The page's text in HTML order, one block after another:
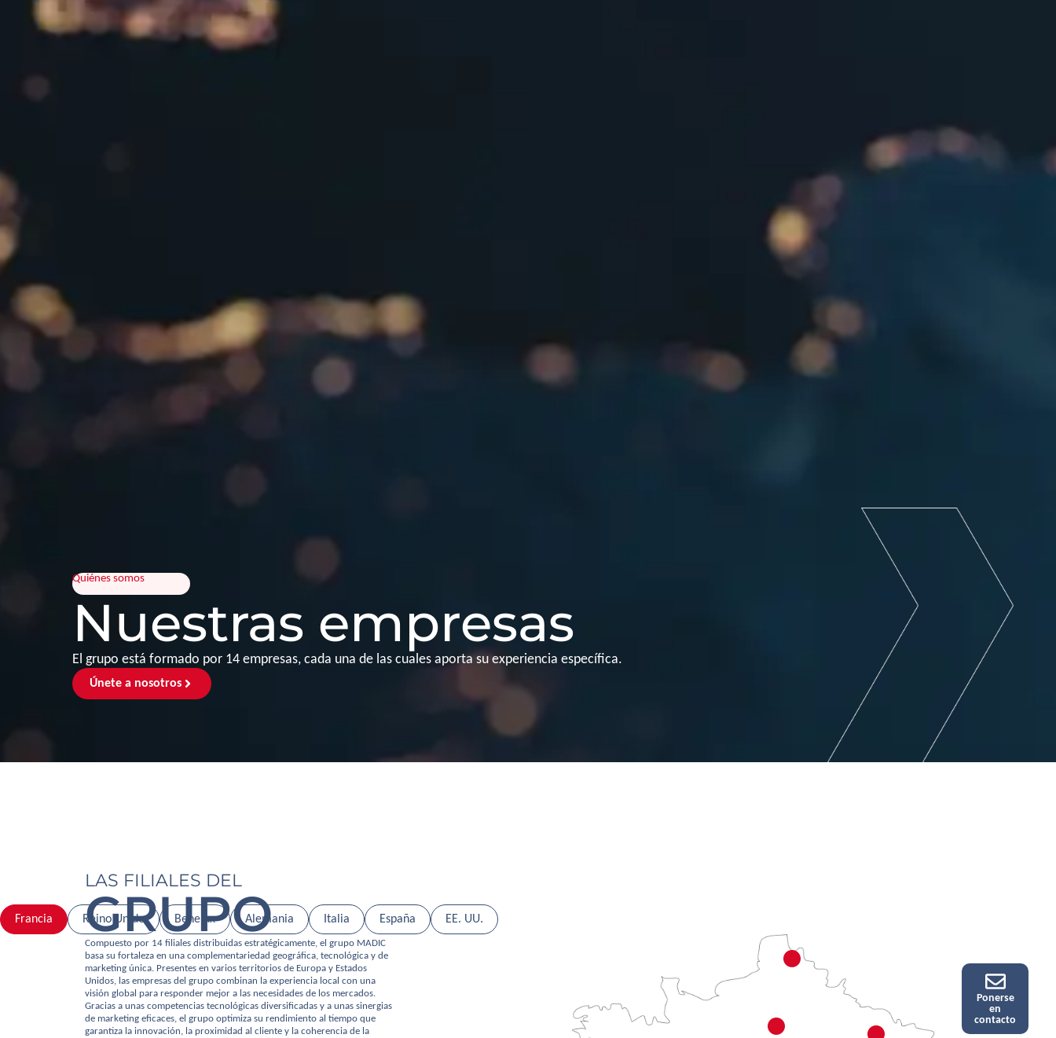
Ponerse
en
contacto
Quiénes somos
Nuestras empresas
El grupo está formado por 14 empresas, cada una de las cuales aporta su experiencia específica.
Únete a nosotros
LAS FILIALES DEL
GRUPO
Compuesto por 14 filiales distribuidas estratégicamente, el grupo MADIC
basa su fortaleza en una complementariedad geográfica, tecnológica y de
marketing única. Presentes en varios territorios de Europa y Estados
Unidos, las empresas del grupo combinan la experiencia local con una
visión global para responder mejor a las necesidades de los mercados.
Gracias a unas competencias tecnológicas diversificadas y a unas sinergias
de marketing eficaces, el grupo optimiza su rendimiento al tiempo que
garantiza la innovación, la proximidad al cliente y la coherencia de la
Francia Reino Unido Benelux Alemania Italia España EE. UU.